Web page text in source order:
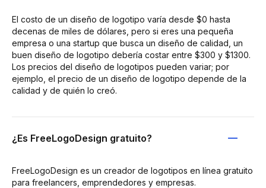
El costo de un diseño de logotipo varía desde $0 hasta
decenas de miles de dólares, pero si eres una pequeña
empresa o una startup que busca un diseño de calidad, un
buen diseño de logotipo debería costar entre $300 y $1300.
Los precios del diseño de logotipos pueden variar; por
ejemplo, el precio de un diseño de logotipo depende de la
calidad y de quién lo creó.
¿Es FreeLogoDesign gratuito?
FreeLogoDesign es un creador de logotipos en línea gratuito
para freelancers, emprendedores y empresas.